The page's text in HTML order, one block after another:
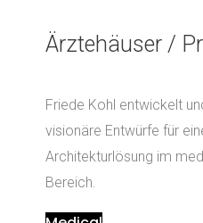
Ärztehäuser /
Friede Kohl entwickelt
visionäre Entwürfe für
Architekturlösung im
Bereich.